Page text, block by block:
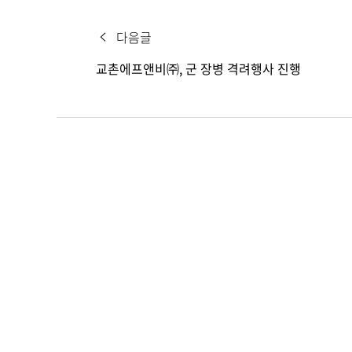
다음글
교촌에프앤비㈜, 군 장병 격려행사 진행